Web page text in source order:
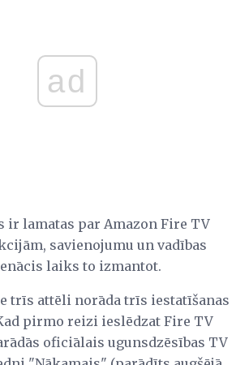
ad
ir lamatas par Amazon Fire TV
savienojumu un vadības
laiks to izmantot.
trīs attēli norāda trīs iestatīšanas
pirmo reizi ieslēdzat Fire TV
oficiālais ugunsdzēsības TV